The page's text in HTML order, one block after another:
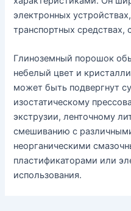
электронных
транспортных средствах,
Глиноземный порошок
небелый цвет и
может быть подвергнут
изостатическому
экструзии, ленточному
смешиванию с
неорганическими
пластификаторами или
использования.